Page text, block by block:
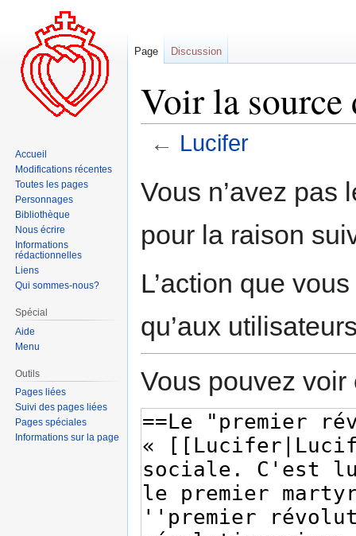
Voir la
← Lucifer
à
navigation
à
recherche
Vous n’avez pas
pour la raison
L’action que
qu’aux
Vous pouvez
Page Discussion
Accueil
Modifications récentes
Toutes les pages
Personnages
Bibliothèque
Nous écrire
Informations
rédactionnelles
Liens
Qui sommes-nous?
Spécial
Aide
Menu
Outils
Pages liées
Suivi des pages liées
Pages spéciales
Informations sur la page